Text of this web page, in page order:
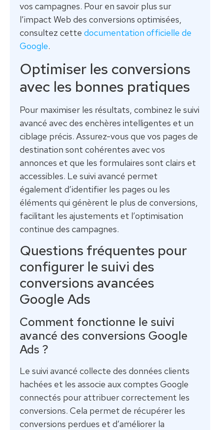
vos campagnes. Pour en savoir plus sur
l’impact Web des conversions optimisées,
consultez cette documentation officielle de
Google.
Optimiser les conversions
avec les bonnes pratiques
Pour maximiser les résultats, combinez le suivi
avancé avec des enchères intelligentes et un
ciblage précis. Assurez-vous que vos pages de
destination sont cohérentes avec vos
annonces et que les formulaires sont clairs et
accessibles. Le suivi avancé permet
également d’identifier les pages ou les
éléments qui génèrent le plus de conversions,
facilitant les ajustements et l’optimisation
continue des campagnes.
Questions fréquentes pour
configurer le suivi des
conversions avancées
Google Ads
Comment fonctionne le suivi
avancé des conversions Google
Ads ?
Le suivi avancé collecte des données clients
hachées et les associe aux comptes Google
connectés pour attribuer correctement les
conversions. Cela permet de récupérer les
conversions perdues et d’améliorer la